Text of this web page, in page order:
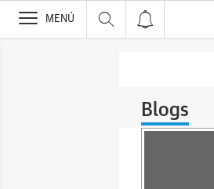
>
MENÚ
Blogs